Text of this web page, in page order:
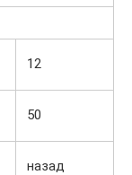
12
50
назад